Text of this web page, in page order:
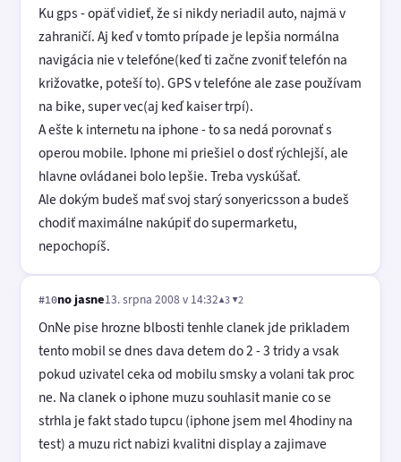
Ku gps - opäť vidieť, že si nikdy neriadil auto, najmä v
zahraničí. Aj keď v tomto prípade je lepšia normálna
navigácia nie v telefóne(keď ti začne zvoniť telefón na
križovatke, poteší to). GPS v telefóne ale zase používam
na bike, super vec(aj keď kaiser trpí).
A ešte k internetu na iphone - to sa nedá porovnať s
operou mobile. Iphone mi priešiel o dosť rýchlejší, ale
hlavne ovládanei bolo lepšie. Treba vyskúšať.
Ale dokým budeš mať svoj starý sonyericsson a budeš
chodiť maximálne nakúpiť do supermarketu,
nepochopíš.
#10no jasne13. srpna 2008 v 14:32▲3 ▼2
OnNe pise hrozne blbosti tenhle clanek jde prikladem
tento mobil se dnes dava detem do 2 - 3 tridy a vsak
pokud uzivatel ceka od mobilu smsky a volani tak proc
ne. Na clanek o iphone muzu souhlasit manie co se
strhla je fakt stado tupcu (iphone jsem mel 4hodiny na
test) a muzu rict nabizi kvalitni display a zajimave